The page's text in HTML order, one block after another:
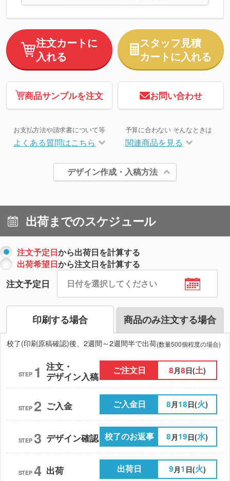
注文カートに
入れる
スタッフ見積
カートに入れる
商品サンプルを注文 お問い合わせ
お支払方法や請求書について等
よくある質問はこちら
予算に合わない そんなときは
関連商品を見る
デザイン作成・入稿方法
出荷までのスケジュール
注文予定日から出荷日を計算する
出荷希望日から注文日を計算する
注文予定日
印刷する場合 商品のみ注文する場合
校了(印刷原稿確認)後、2週間～2週間半で出荷(数量500個程度の場合)
STEP 1 注文・
デザイン入稿
ご注文日 8月8日(土)
STEP 2 ご入金 ご入金日 8月18日(火)
STEP 3 デザイン確認 校了のお返事 8 月19日(水)
STEP 4 出荷 出荷日 9 月1 日(火)